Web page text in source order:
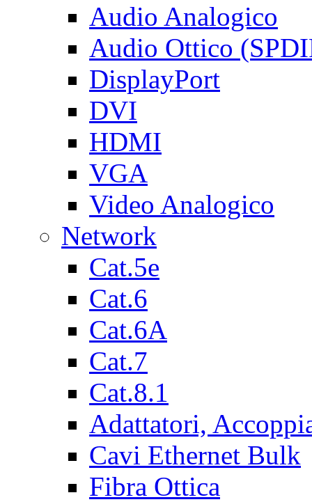
Audio Analogico
Audio Ottico
DisplayPort
DVI
HDMI
VGA
Video Analogico
Network
Cat.5e
Cat.6
Cat.6A
Cat.7
Cat.8.1
Adattatori,
Cavi Ethernet Bulk
Fibra Ottica